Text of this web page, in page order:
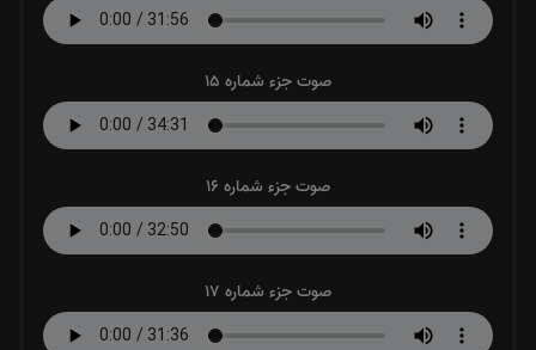
صوت جزء شماره 15
صوت جزء شماره 16
صوت جزء شماره 17